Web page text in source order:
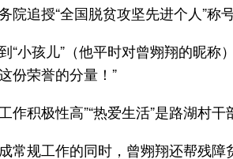
院追授“全国脱贫攻坚先进个人”称号
“小孩儿”（他平时对曾翙翔的昵
份荣誉的分量！”
作积极性高”“热爱生活”是路湖村
常规工作的同时，曾翙翔还帮残